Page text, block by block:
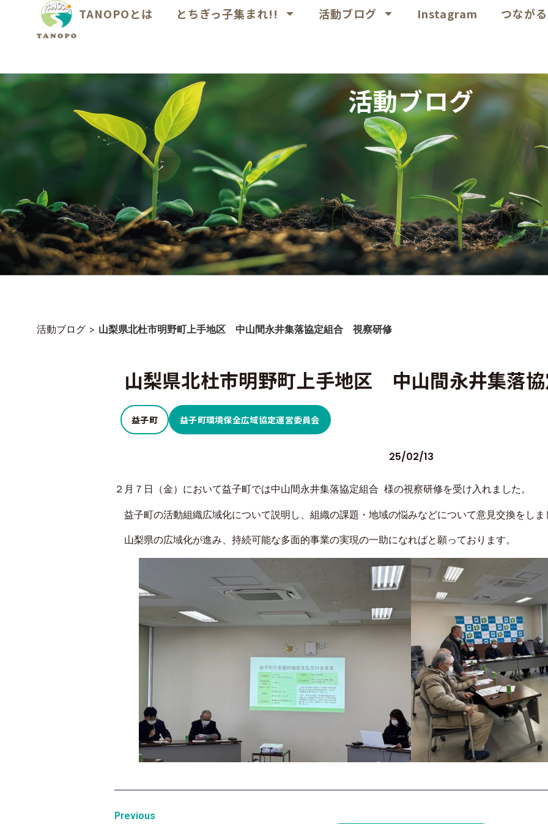
TANOPOとは とちぎっ子集まれ!! 活動ブログ Instagram つなが
活動ブログ
活動ブログ > 山梨県北杜市明野町上手地区 中山間永井集落協定組合 視察研修
山梨県北杜市明野町上手地区 中山間永井集落
益子町 益子町環境保全広域協定運営委員会
25/02/13
２月７日（金）において益子町では中山間永井集落協定組合 様の視察研修を受け入れました。
益子町の活動組織広域化について説明し、組織の課題・地域の悩みなどについて意見交換をしま
山梨県の広域化が進み、持続可能な多面的事業の実現の一助になればと願っております。
Previous